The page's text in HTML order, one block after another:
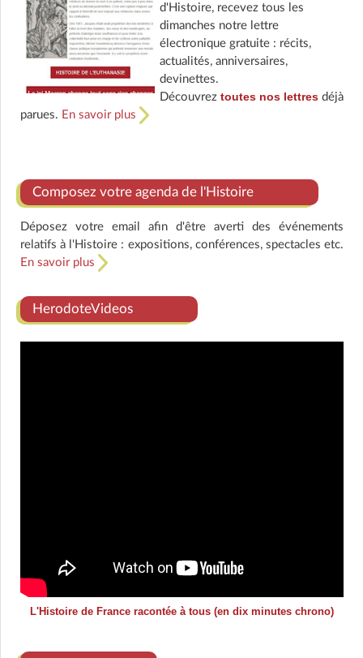
d'Histoire, recevez tous les
dimanches notre lettre
électronique gratuite : récits,
actualités, anniversaires,
devinettes.
Découvrez toutes nos lettresdéjà
parues. En savoir plus
Composez votre agenda de l'Histoire
Déposez votre email afin d'être averti des événements
relatifs à l'Histoire : expositions, conférences, spectacles etc.
En savoir plus
HerodoteVideos
L'Histoire de France racontée à tous (en dix minutes chrono)